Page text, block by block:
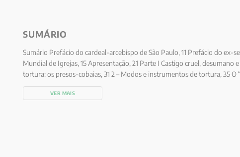
SUMÁRIO
Sumário Prefácio do cardeal-arcebispo de São Paulo, 11 Prefácio do ex-
Mundial de Igrejas, 15 Apresentação, 21 Parte I Castigo cruel, desumano
tortura: os presos-cobaias, 31 2 – Modos e instrumentos de tortura, 35 O
elétrico, 36 A “pimentinha” e dobradores de tensão, 36 O “afogamento”,
de São Paulo, 37 A “cadeira do dragão”, do Rio, 38 A “geladeira”, 38
VER MAIS